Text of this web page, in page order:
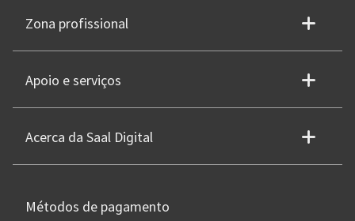
Zona profissional
Apoio e serviços
Acerca da Saal Digital
Métodos de pagamento